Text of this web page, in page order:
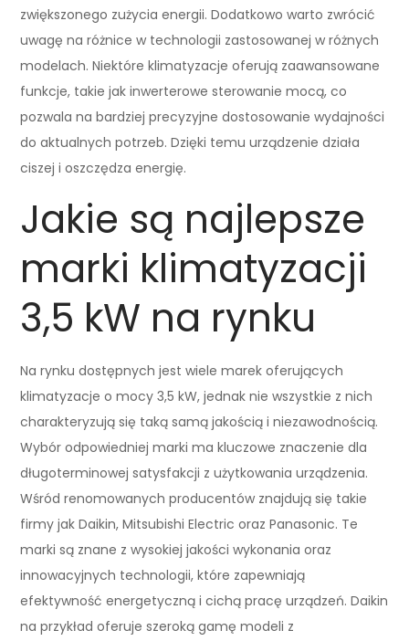
zwiększonego zużycia energii. Dodatkowo warto zwrócić
uwagę na różnice w technologii zastosowanej w różnych
modelach. Niektóre klimatyzacje oferują zaawansowane
funkcje, takie jak inwerterowe sterowanie mocą, co
pozwala na bardziej precyzyjne dostosowanie wydajności
do aktualnych potrzeb. Dzięki temu urządzenie działa
ciszej i oszczędza energię.
Jakie są najlepsze
marki klimatyzacji
3,5 kW na rynku
Na rynku dostępnych jest wiele marek oferujących
klimatyzacje o mocy 3,5 kW, jednak nie wszystkie z nich
charakteryzują się taką samą jakością i niezawodnością.
Wybór odpowiedniej marki ma kluczowe znaczenie dla
długoterminowej satysfakcji z użytkowania urządzenia.
Wśród renomowanych producentów znajdują się takie
firmy jak Daikin, Mitsubishi Electric oraz Panasonic. Te
marki są znane z wysokiej jakości wykonania oraz
innowacyjnych technologii, które zapewniają
efektywność energetyczną i cichą pracę urządzeń. Daikin
na przykład oferuje szeroką gamę modeli z